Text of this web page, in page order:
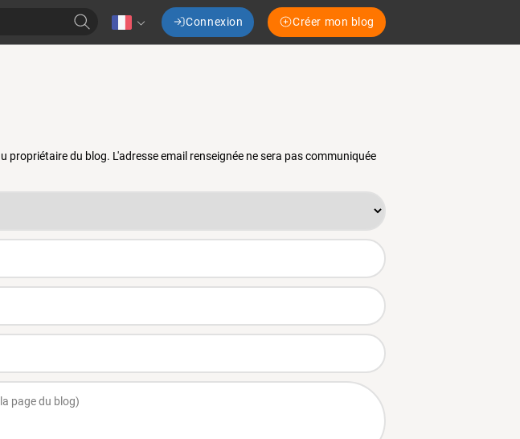
Connexion Créer mon blog
propriétaire du blog. L'adresse email renseignée ne sera pas communiquée